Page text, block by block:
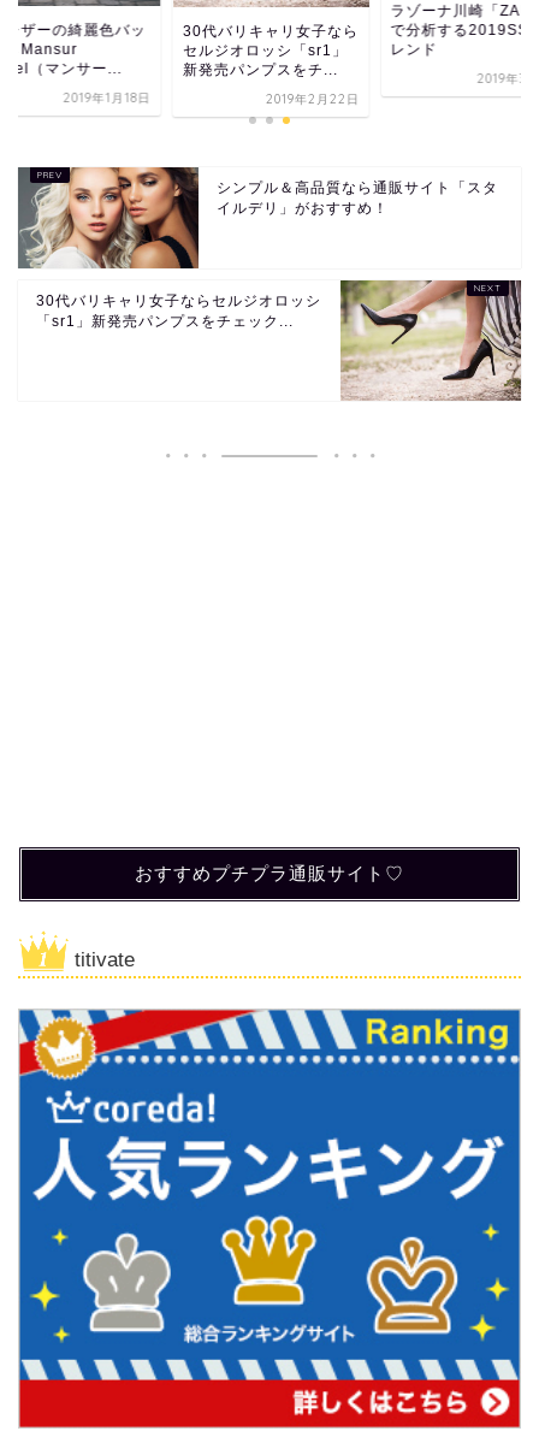
レザーの綺麗色バッ
らMansur
（マンサー...
2019年1月18日
30代バリキャリ女子なら
セルジオロッシ「sr1」
新発売パンプスをチ...
2019年2月22日
ラゾーナ川崎「
で分析する2019SS
レンド
2019年3
シンプル＆高品質なら通販サイト「スタ
イルデリ」がおすすめ！
30代バリキャリ女子ならセルジオロッシ
「sr1」新発売パンプスをチェック...
おすすめプチプラ通販サイト♡
titivate